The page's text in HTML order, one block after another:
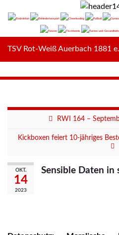
TSV Rot-Weiß Auerbach 1881
RWI 164 –
Kickboxen feiert 10-jähriges
OKT.
14
2023
Sensible Daten in